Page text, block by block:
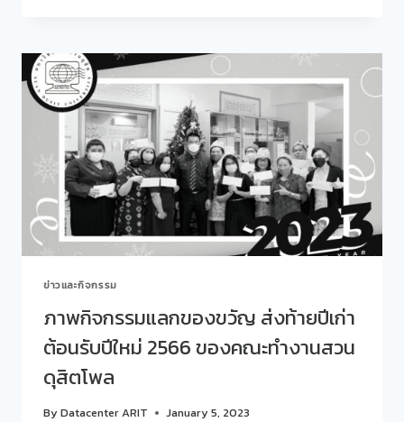
ดุ
สิต
โพล
ครั้ง
ที่
1
(63)/2566
ข่าวและกิจกรรม
ภาพกิจกรรมแลกของขวัญ ส่งท้ายปีเก่า
ต้อนรับปีใหม่ 2566 ของคณะทำงานสวน
ดุสิตโพล
ByDatacenter ARIT January 5, 2023